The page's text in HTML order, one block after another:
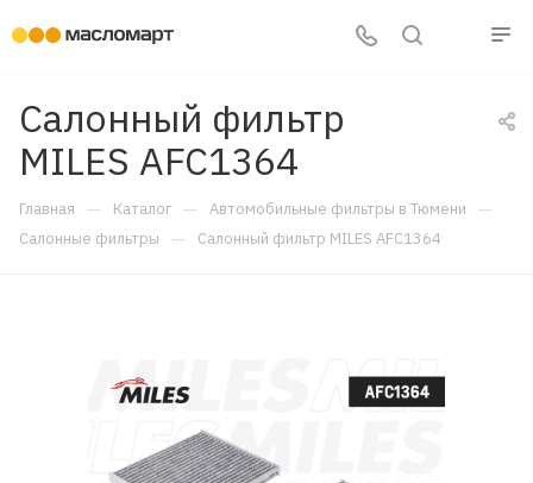
Салонный фильтр
MILES AFC1364
Главная — Каталог — Автомобильные фильтры в Тюмени —
Салонные фильтры — Салонный фильтр MILES AFC1364